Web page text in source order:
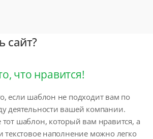
сайт?
что нравится!
если шаблон не подходит вам по
деятельности вашей компании.
шаблон, который вам нравится, а
текстовое наполнение можно легко